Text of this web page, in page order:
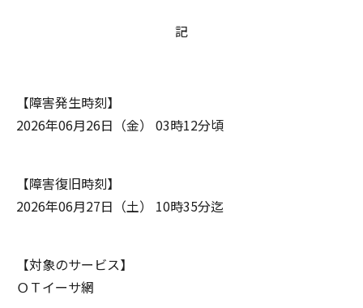
記
【障害発生時刻】
2026年06月26日（金） 03時12分頃
【障害復旧時刻】
2026年06月27日（土） 10時35分迄
【対象のサービス】
ＯＴイーサ網